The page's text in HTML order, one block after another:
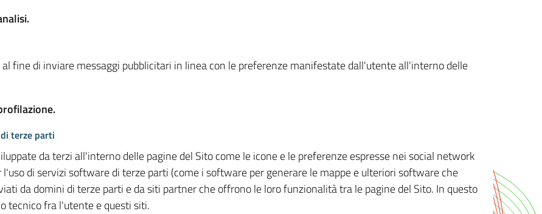
fine di inviare messaggi pubblicitari in linea con le preferenze manifestate dall'utente all'interno delle
terze parti
da terzi all'interno delle pagine del Sito come le icone e le preferenze espresse nei social network
di servizi software di terze parti (come i software per generare le mappe e ulteriori software che
da domini di terze parti e da siti partner che offrono le loro funzionalità tra le pagine del Sito. In questo
tecnico fra l'utente e questi siti.